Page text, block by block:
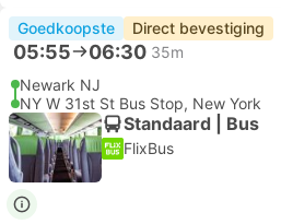
Goedkoopste Direct bevestiging
05:55 06:30 35m
Newark NJ
NY W 31st St Bus Stop, New York
Standaard | Bus
FlixBus